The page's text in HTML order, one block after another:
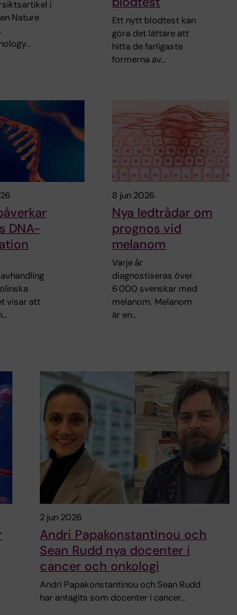
i
Nature
Ett nytt blodtest kan
göra det lättare att
hitta de farligaste
formerna av…
DNA-
visar att
8 jun 2026
Nya ledtrådar om
prognos vid
melanom
Varje år
diagnostiseras över
6 000 svenskar med
melanom. Melanom
är en…
2 jun 2026
Andri Papakonstantinou och
Sean Rudd nya docenter i
cancer och onkologi
Andri Papakonstantinou och Sean Rudd
har antagits som docenter i cancer…